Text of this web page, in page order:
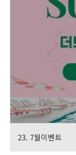
23. 7월이벤트